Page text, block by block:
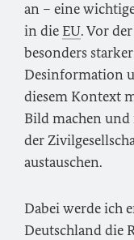
an – eine
in die EU. Vor
besonders
Desinformation
diesem Kontext
Bild machen
der
austauschen.
Dabei werde ich
Deutschland die